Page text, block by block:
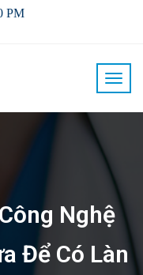
PM
Nghệ
Để Có Làn